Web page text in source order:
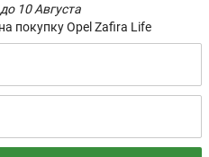
10 Августа
покупку Opel Zafira Life